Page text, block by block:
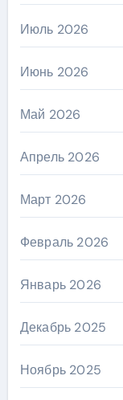
Июль 2026
Июнь 2026
Май 2026
Апрель 2026
Март 2026
Февраль 2026
Январь 2026
Декабрь 2025
Ноябрь 2025